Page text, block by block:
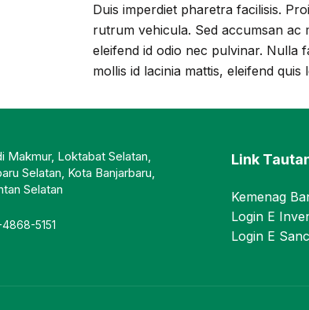
Duis imperdiet pharetra facilisis.
rutrum vehicula. Sed accumsan ac
eleifend id odio nec pulvinar. Nulla
mollis id lacinia mattis, eleifend quis
Makmur, Loktabat Selatan,
Selatan, Kota Banjarbaru,
Selatan
5151
Link
Kemenag
Login E
Login E